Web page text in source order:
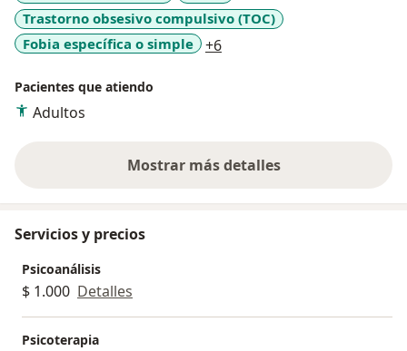
Trastorno obsesivo compulsivo (TOC)
Fobia específica o simple
+6a11y_sr_more_diseases
Pacientes que atiendo
Adultos
Mostrar más detalles
sobre la experiencia
Servicios y precios
Psicoanálisis
$ 1.000 Detalles
Psicoterapia